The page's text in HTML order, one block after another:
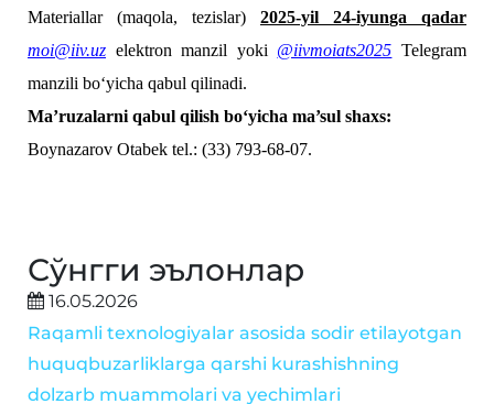
Materiallar (maqola, tezislar) 2025-yil 24-iyunga qadar
moi@iiv.uz elektron manzil yoki @iivmoiats2025 Telegram
manzili bo‘yicha qabul qilinadi.
Ma’ruzalarni qabul qilish bo‘yicha ma’sul shaxs:
Boynazarov Otabek tel.: (33) 793-68-07.
Сўнгги эълонлар
16.05.2026
Raqamli texnologiyalar asosida sodir etilayotgan
huquqbuzarliklarga qarshi kurashishning
dolzarb muammolari va yechimlari